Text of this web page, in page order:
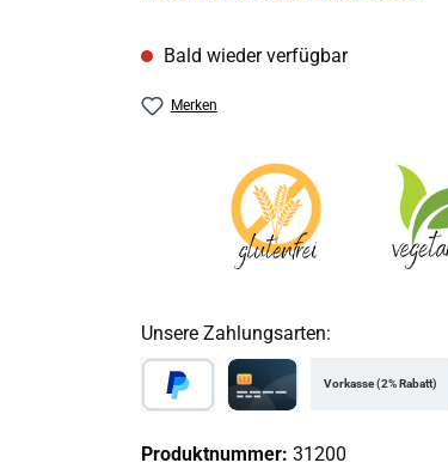
Bald wieder verfügbar
Merken
Unsere Zahlungsarten:
Vorkasse (2% Rabatt)
Produktnummer: 31200